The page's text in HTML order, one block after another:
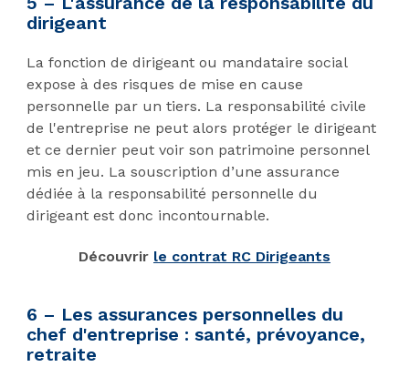
dirigeant
La fonction de dirigeant ou mandataire social
expose à des risques de mise en cause
personnelle par un tiers. La responsabilité civile
de l'entreprise ne peut alors protéger le dirigeant
et ce dernier peut voir son patrimoine personnel
mis en jeu. La souscription d’une assurance
dédiée à la responsabilité personnelle du
dirigeant est donc incontournable.
Découvrir le contrat RC Dirigeants
6 – Les assurances personnelles du
chef d'entreprise : santé, prévoyance,
retraite